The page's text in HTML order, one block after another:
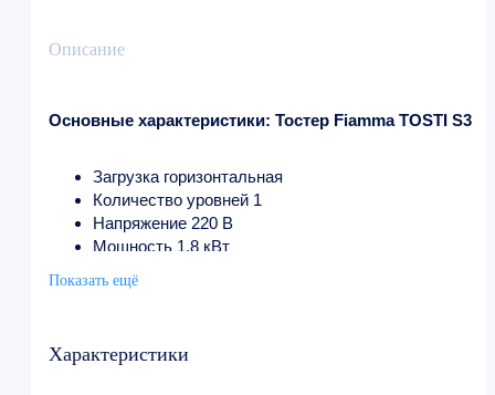
Описание
Основные характеристики: Тостер Fiamma TOSTI S3
Загрузка горизонтальная
Количество уровней 1
Напряжение 220 В
Мощность 1.8 кВт
Глубина 305 мм
Страна производства Португалия
Показать ещё
Характеристики